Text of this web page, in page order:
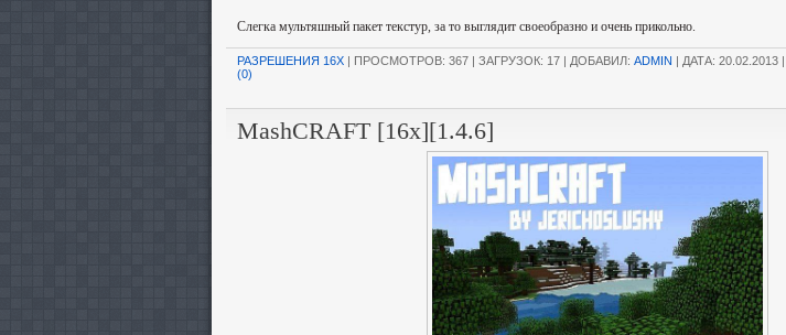
Слегка мультяшный пакет текстур, за то выглядит своеобразно и очень прикольно.
РАЗРЕШЕНИЯ 16X | ПРОСМОТРОВ: 367 | ЗАГРУЗОК: 17 | ДОБАВИЛ: ADMIN | ДАТА: 20.02.2013 |
(0)
MashCRAFT [16x][1.4.6]